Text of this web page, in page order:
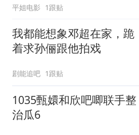
平姐电影 1跟贴
我都能想象邓超在家，跪
着求孙俪跟他拍戏
剧能追吧 1跟贴
1035甄嬛和欣吧唧联手整
治瓜6